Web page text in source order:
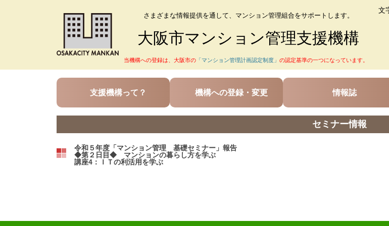
さまざまな情報提供を通して、マンション管理組合をサポートします。
大阪市マンション管理支援機構
当機構への登録は、大阪市の 「マンション管理計画認定制度」の認定基準の一つになっています。
文
支援機構って？ 機構への登録・変更 情報誌
セミナー情報
令和５年度「マンション管理 基礎セミナー」報告
◆第２日目◆ マンションの暮らし方を学ぶ
講座4：ＩＴの利活用を学ぶ